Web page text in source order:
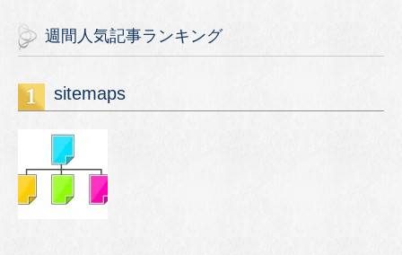
週間人気記事ランキング
sitemaps